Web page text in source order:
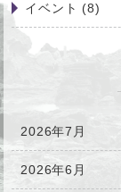
イベント (8)
2026年7月
2026年6月